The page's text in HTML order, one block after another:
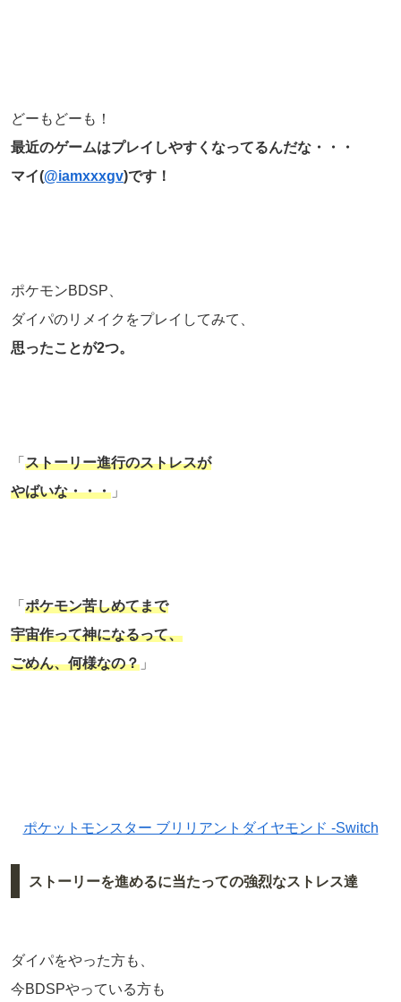
どーもどーも！
最近のゲームはプレイしやすくなってるんだな・・・
マイ(@iamxxxgv)です！
ポケモンBDSP、
ダイパのリメイクをプレイしてみて、
思ったことが2つ。
「 ストーリー進行のストレスが
やばいな・・・ 」
「 ポケモン苦しめてまで
宇宙作って神になるって、
ごめん、何様なの？ 」
ポケットモンスター ブリリアントダイヤモンド -Switch
ストーリーを進めるに当たっての強烈なストレス達
ダイパをやった方も、
今BDSPやっている方も